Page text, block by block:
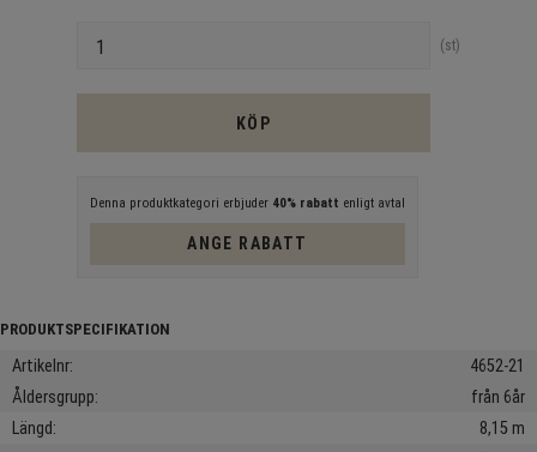
st
KÖP
Denna produktkategori erbjuder 40% rabatt enligt avtal
ANGE RABATT
Artikelnr
4652-21
Åldersgrupp
från 6år
Längd
8,15 m